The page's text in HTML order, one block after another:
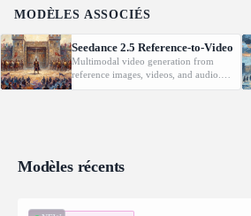
MODÈLES ASSOCIÉS
Seedance 2.5 Reference-to-Video
Multimodal video generation from
reference images, videos, and audio.
Supports video editing and extension.
Modèles récents